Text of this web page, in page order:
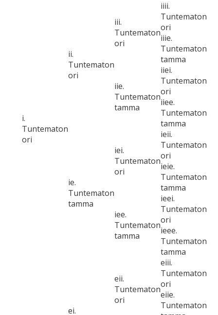
i.
Tuntematon
ori
ii.
Tuntematon
ori
iii.
Tuntematon
ori
iiii.
Tuntematon
ori
iiie.
Tuntematon
tamma
iie.
Tuntematon
tamma
iiei.
Tuntematon
ori
iiee.
Tuntematon
tamma
ie.
Tuntematon
tamma
iei.
Tuntematon
ori
ieii.
Tuntematon
ori
ieie.
Tuntematon
tamma
iee.
Tuntematon
tamma
ieei.
Tuntematon
ori
ieee.
Tuntematon
tamma
ei.
eii.
Tuntematon
ori
eiii.
Tuntematon
ori
eiie.
Tuntematon